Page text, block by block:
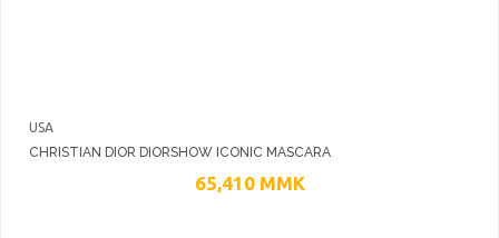
USA
CHRISTIAN DIOR DIORSHOW ICONIC MASCARA
65,410 MMK